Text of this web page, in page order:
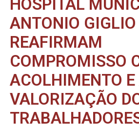
HOSPITAL
ANTONIO GIGLIO
REAFIRMAM
COMPROMISSO
ACOLHIMENTO
VALORIZAÇÃO